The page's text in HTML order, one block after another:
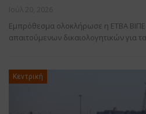
Εμπρόθεσμα ολοκλήρωσε η ΕΤΒΑ
απαιτούμενων δικαιολογητικών για
Κεντρική